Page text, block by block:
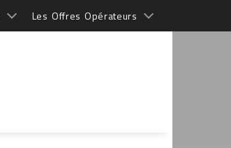
Les Offres Opérateurs